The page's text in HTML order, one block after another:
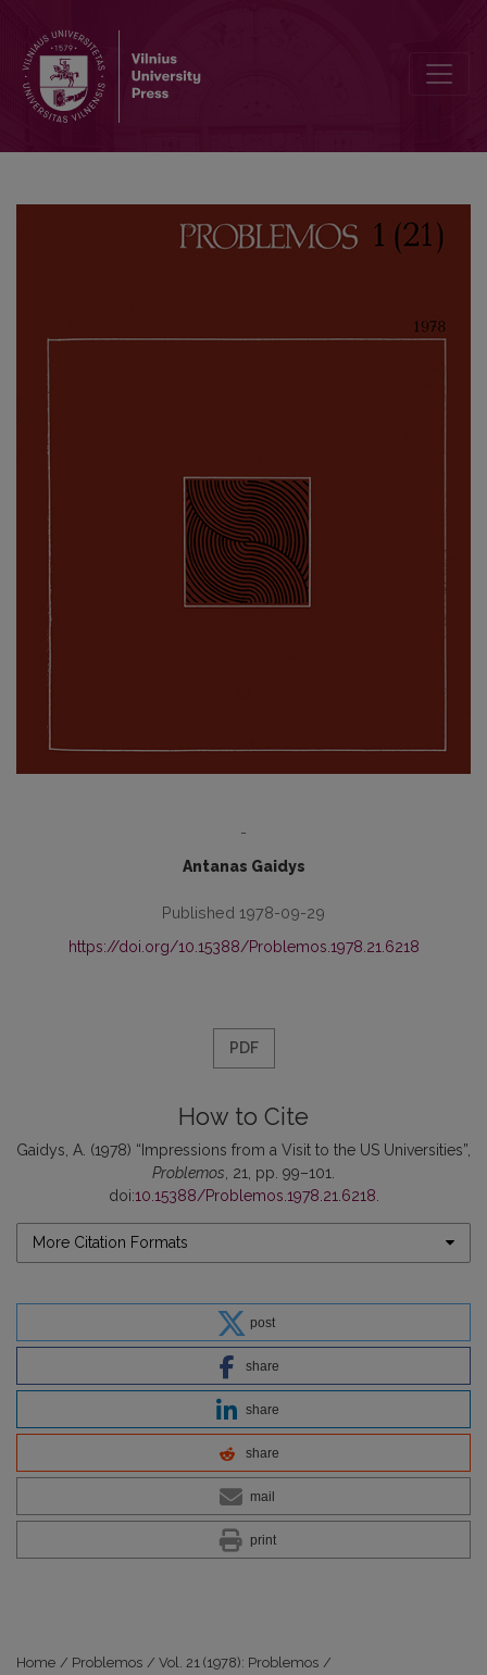
-
Antanas Gaidys
Published 1978-09-29
https://doi.org/10.15388/Problemos.1978.21.6218
PDF
How to Cite
Gaidys, A. (1978) “Impressions from a Visit to the US Universities”,
Problemos , 21, pp. 99–101.
doi:10.15388/Problemos.1978.21.6218
More Citation Formats
post
share
share
share
mail
print
Home / Problemos / Vol. 21 (1978): Problemos /